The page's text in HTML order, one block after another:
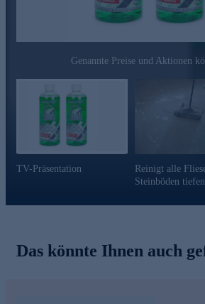
Genannte Preise und Aktionen
TV-Präsentation
Reinigt alle
Steinböden
Das könnte Ihnen auch